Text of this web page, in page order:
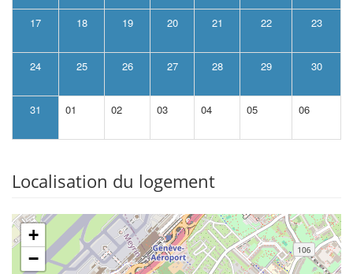
17 18 19 20 21 22 23
24 25 26 27 28 29 30
31 01 02 03 04 05 06
Localisation du logement
+
−